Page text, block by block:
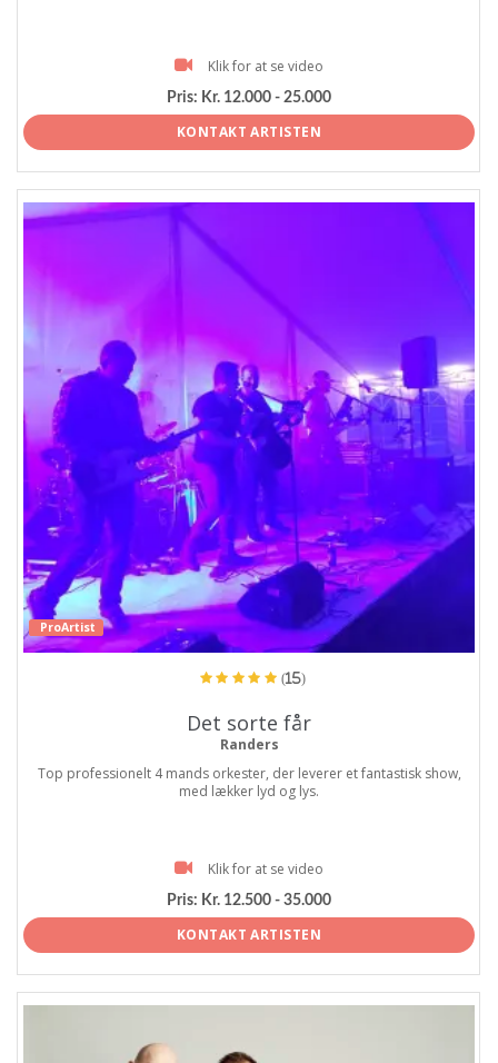
Klik for at se video
Pris: Kr. 12.000 - 25.000
KONTAKT ARTISTEN
ProArtist
(15)
Det sorte får
Randers
Top professionelt 4 mands orkester, der leverer et fantastisk show,
med lækker lyd og lys.
Klik for at se video
Pris: Kr. 12.500 - 35.000
KONTAKT ARTISTEN